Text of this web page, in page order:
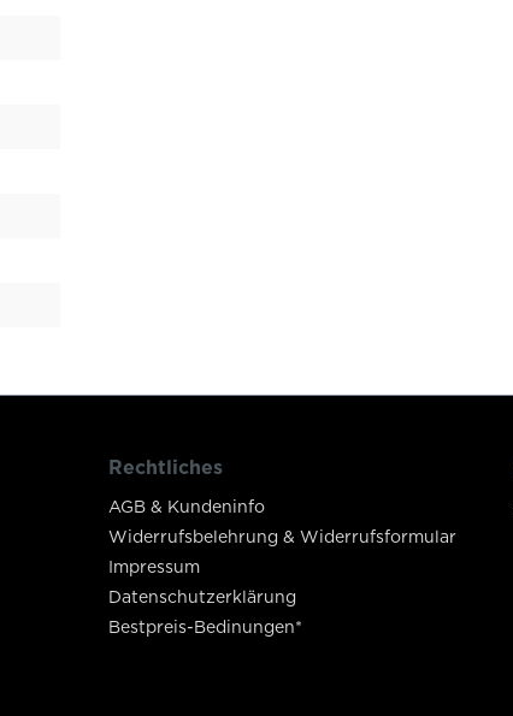
Rechtliches
AGB & Kundeninfo
Widerrufsbelehrung & Widerrufsformular
Impressum
Datenschutzerklärung
Bestpreis-Bedinungen*